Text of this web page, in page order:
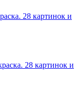
28 картинок и
28 картинок и